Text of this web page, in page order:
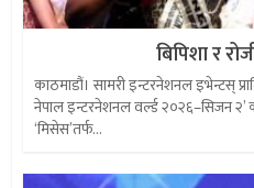
बिपिशा र
काठमाडौं। सामरी इन्टरनेशनल इभेन्टस्
नेपाल इन्टरनेशनल वर्ल्ड २०२६–सिजन २’
‘मिसेस’तर्फ...